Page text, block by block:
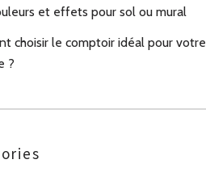
et effets pour sol ou mural
choisir le comptoir idéal pour votre
?